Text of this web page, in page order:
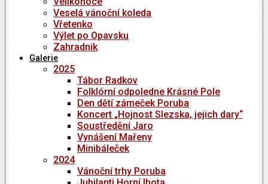
Veselá vánoční koleda
Vřetenko
Výlet po Opavsku
Zahradnik
Galerie
2025
Tábor Radkov
Folklórní odpoledne Krásné Pole
Den dětí zámeček Poruba
Koncert „Hojnost Slezska, jejich dary“
Soustředění Jaro
Vynášení Mařeny
Minibáleček
2024
Vánoční trhy Poruba